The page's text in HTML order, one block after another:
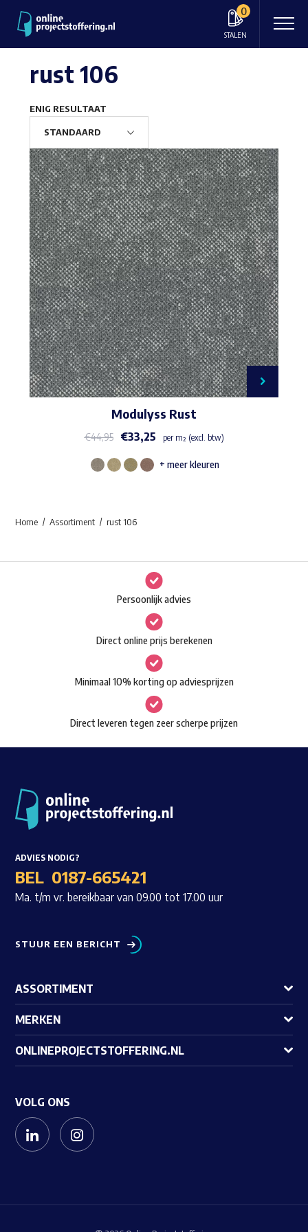
0
STALEN
Waar ben je naar op zoek?
rust 106
ENIG RESULTAAT
Modulyss Rust
€44,95 €33,25 per m² (excl. btw)
Dit
Deze
optie
kan
gekozen
worden
op
de
productpagina
+ meer kleuren
Home Assortiment rust 106
Persoonlijk advies
Direct online prijs berekenen
Minimaal 10% korting op adviesprijzen
Direct leveren tegen zeer scherpe prijzen
ADVIES NODIG?
BEL 0187-665421
Ma. t/m vr. bereikbaar van 09.00 tot 17.00 uur
STUUR EEN BERICHT
ASSORTIMENT
MERKEN
ONLINEPROJECTSTOFFERING.NL
VOLG ONS